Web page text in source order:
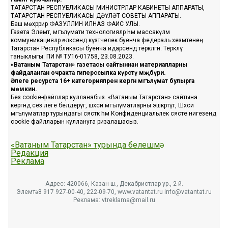
ТАТАРСТАН РЕСПУБЛИКАСЫ МИНИСТРЛАР КАБИНЕТЫ АППАРАТЫ,
ТАТАРСТАН РЕСПУБЛИКАСЫ ДӘҮЛӘТ СОВЕТЫ АППАРАТЫ.
Баш мөхәррир ФАЗУЛЛИН ИЛНАЗ ФАИС УЛЫ.
Газета Элемтә, мәгълүмати технологияләр һәм массакүләм
коммуникацияләр өлкәсендә күзәтчелек буенча федераль хезмәтенең
Татарстан Республикасы буенча идарәсендә теркәлгән. Теркәлү
таныклыгы: ПИ № ТУ16-01758, 23.08.2023.
«Ватаным Татарстан» газетасы сайтыннан материалларны
файдаланган очракта гиперссылка күрсәтү мәҗбүри.
Әлеге ресурста 16+ категорияләренә кергән мәгълүмат булырга
мөмкин.
Без cookie-файллар кулланабыз. «Ватаным Татарстан» сайтына
кергәндә сез әлеге белдерүгә, шәхси мәгълүматларны эшкәртүгә, Шәхси
мәгълүматлар турындагы сәясәткә һәм Конфиденциальлек сәясәте нигезендә
cookie файлларын куллануга ризалашасыз.
«Ватаным Татарстан» турында белешмә
Редакция
Реклама
Адрес: 420066, Казан ш., Декабристлар ур., 2 й.
Элемтә: 8 917 927-00-40, 222-09-70, www.vatantat.ru info@vatantat.ru
Реклама: vtreklama@mail.ru